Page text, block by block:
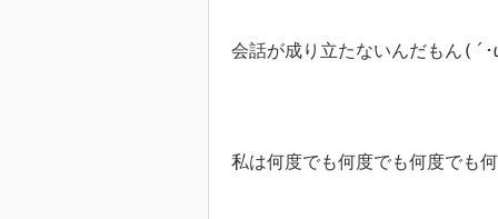
会話が成り立たないんだもん(´
私は何度でも何度でも何度でも